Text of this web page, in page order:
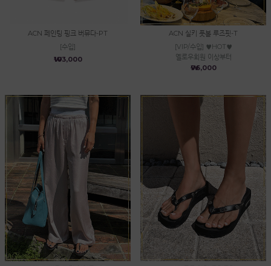
ACN 페인팅 핑크 버뮤다-PT
[수입]
₩103,000
ACN 실키 풋볼 루즈핏-T
[VIP/수입] ♥HOT♥
옐로우회원 이상부터
₩96,000